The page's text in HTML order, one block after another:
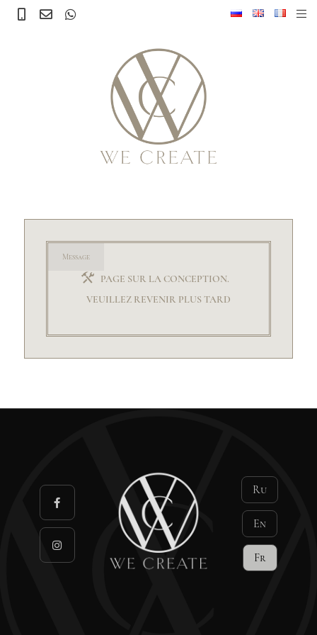
Message
PAGE SUR LA CONCEPTION.
VEUILLEZ REVENIR PLUS TARD
Ru
En
Fr